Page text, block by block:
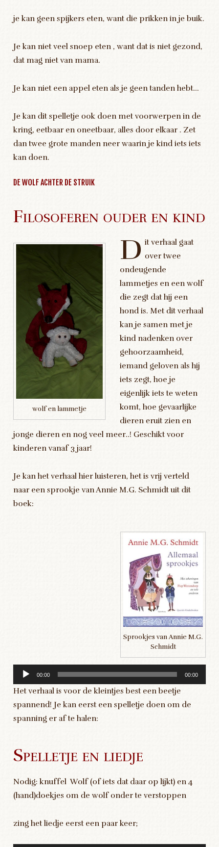
je kan geen spijkers eten, want die prikken in je buik.
Je kan niet veel snoep eten , want dat is niet gezond,
dat mag niet van mama.
Je kan niet een appel eten als je geen tanden hebt…
Je kan dit spelletje ook doen met voorwerpen in de
kring, eetbaar en oneetbaar, alles door elkaar . Zet
dan twee grote manden neer waarin je kind iets iets
kan doen.
DE WOLF ACHTER DE STRUIK
Filosoferen ouder en kind
wolf en lammetje
D it verhaal gaat
over twee
ondeugende
lammetjes en een wolf
die zegt dat hij een
hond is. Met dit verhaal
kan je samen met je
kind nadenken over
gehoorzaamheid,
iemand geloven als hij
iets zegt, hoe je
eigenlijk iets te weten
komt, hoe gevaarlijke
dieren eruit zien en
jonge dieren en nog veel meer..! Geschikt voor
kinderen vanaf 3 jaar!
Je kan het verhaal hier luisteren, het is vrij verteld
naar een sprookje van Annie M.G. Schmidt uit dit
boek:
Sprookjes van Annie M.G.
Schmidt
00:00 00:00
Het verhaal is voor de kleintjes best een beetje
spannend! Je kan eerst een spelletje doen om de
spanning er af te halen:
Spelletje en liedje
Nodig: knuffel Wolf (of iets dat daar op lijkt) en 4
(hand)doekjes om de wolf onder te verstoppen
zing het liedje eerst een paar keer;